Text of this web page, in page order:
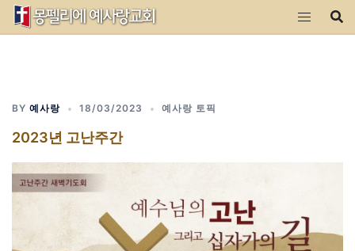
Skip
BY 예사랑 18/03/2023 예사랑 토픽
2023년 고난주간